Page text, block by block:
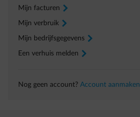
Mijn facturen arrow-right
Mijn verbruik arrow-right
Mijn bedrijfsgegevens arrow-right
Een verhuis melden arrow-right
Nog geen account? Account aanmaken